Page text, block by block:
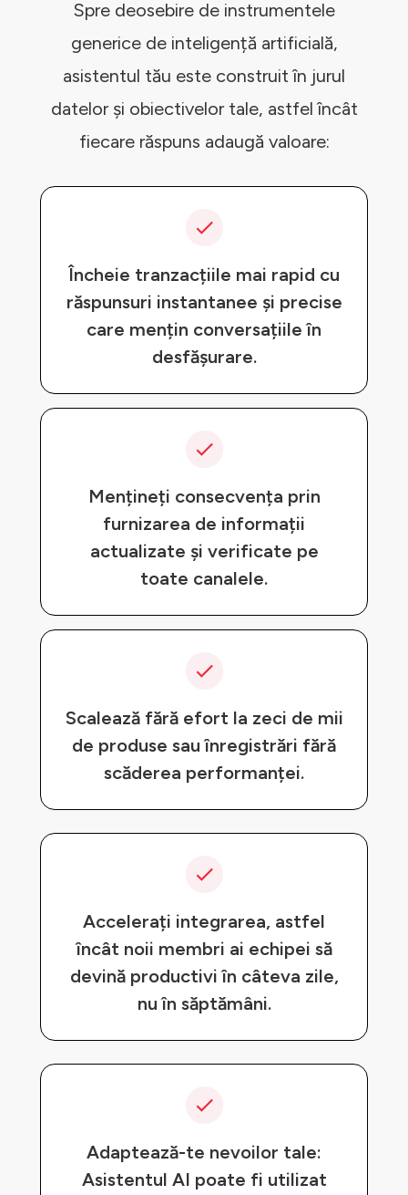
Spre deosebire de instrumentele
generice de inteligență artificială,
asistentul tău este construit în jurul
datelor și obiectivelor tale, astfel încât
fiecare răspuns adaugă valoare:
Încheie tranzacțiile mai rapid cu
răspunsuri instantanee și precise
care mențin conversațiile în
desfășurare.
Mențineți consecvența prin
furnizarea de informații
actualizate și verificate pe
toate canalele.
Scalează fără efort la zeci de mii
de produse sau înregistrări fără
scăderea performanței.
Accelerați integrarea, astfel
încât noii membri ai echipei să
devină productivi în câteva zile,
nu în săptămâni.
Adaptează-te nevoilor tale:
Asistentul AI poate fi utilizat